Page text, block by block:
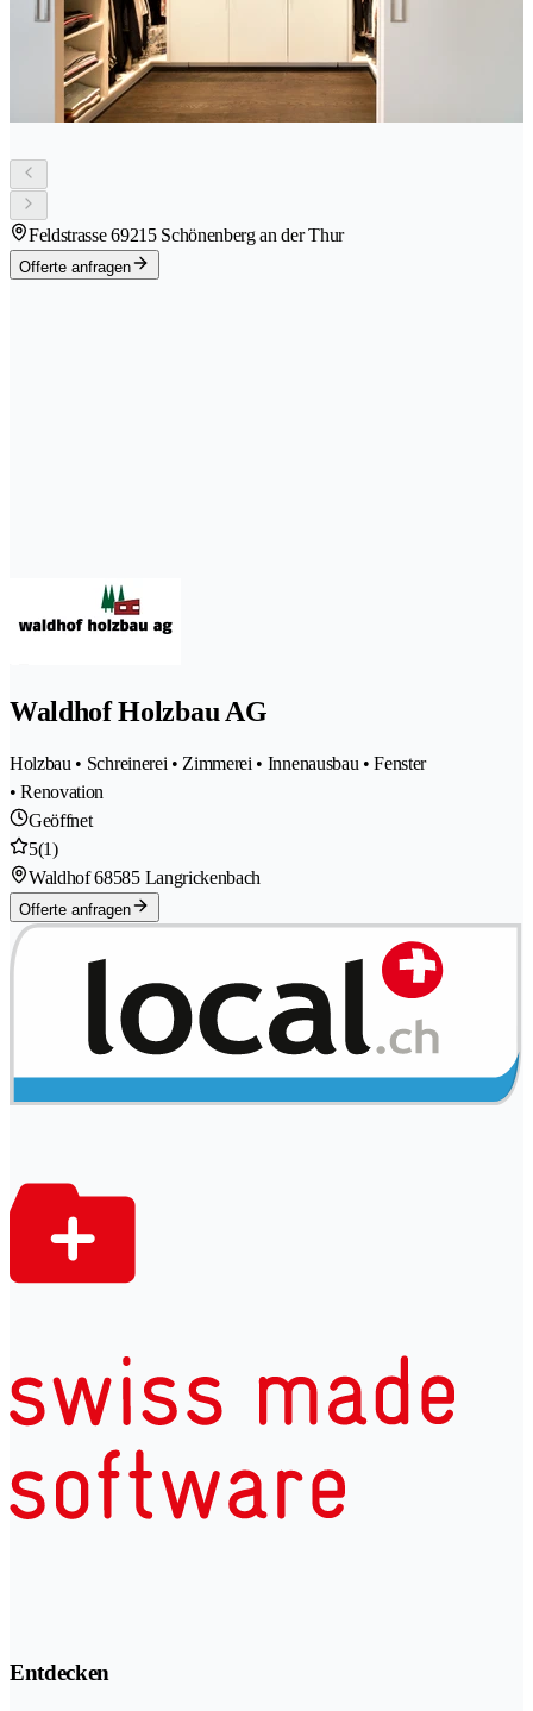
Feldstrasse 69215 Schönenberg an der Thur
Offerte anfragen
Waldhof Holzbau AG
Holzbau • Schreinerei • Zimmerei • Innenausbau • Fenster
• Renovation
Geöffnet
5(1)
Waldhof 68585 Langrickenbach
Offerte anfragen
Entdecken